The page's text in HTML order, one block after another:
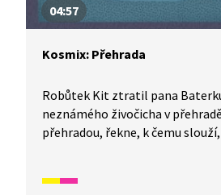
04:57
Kosmix: Přehrada
Robůtek Kit ztratil pana
neznámého živočicha v
přehradou, řekne, k čemu